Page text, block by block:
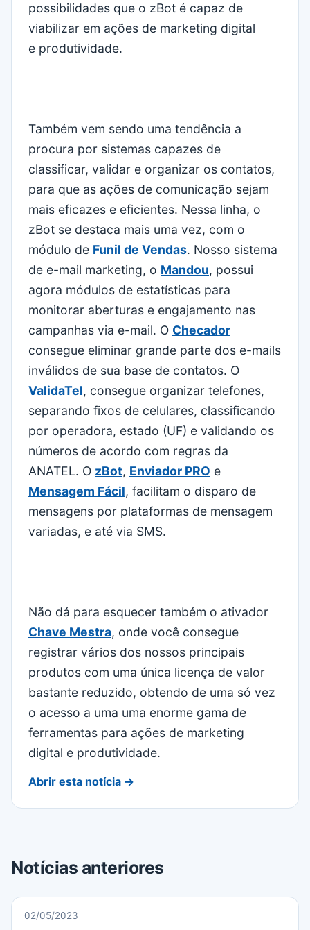
possibilidades que o zBot é capaz de
viabilizar em ações de marketing digital
e produtividade.
Também vem sendo uma tendência a
procura por sistemas capazes de
classificar, validar e organizar os contatos,
para que as ações de comunicação sejam
mais eficazes e eficientes. Nessa linha, o
zBot se destaca mais uma vez, com o
módulo de Funil de Vendas. Nosso sistema
de e-mail marketing, o Mandou, possui
agora módulos de estatísticas para
monitorar aberturas e engajamento nas
campanhas via e-mail. O Checador
consegue eliminar grande parte dos e-mails
inválidos de sua base de contatos. O
ValidaTel, consegue organizar telefones,
separando fixos de celulares, classificando
por operadora, estado (UF) e validando os
números de acordo com regras da
ANATEL. O zBot, Enviador PRO e
Mensagem Fácil, facilitam o disparo de
mensagens por plataformas de mensagem
variadas, e até via SMS.
Não dá para esquecer também o ativador
Chave Mestra, onde você consegue
registrar vários dos nossos principais
produtos com uma única licença de valor
bastante reduzido, obtendo de uma só vez
o acesso a uma uma enorme gama de
ferramentas para ações de marketing
digital e produtividade.
Abrir esta notícia →
Notícias anteriores
02/05/2023